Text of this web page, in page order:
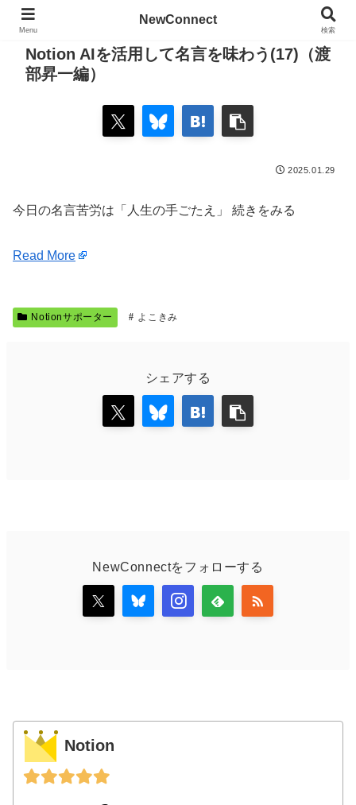
Notion AIを活用して名言を味わう(17)（渡
部昇一編）
2025.01.29
今日の名言苦労は「人生の手ごたえ」 続きをみる
Read More
Notionサポーター よこきみ
シェアする
NewConnectをフォローする
Notion
Menu
NewConnect
検索